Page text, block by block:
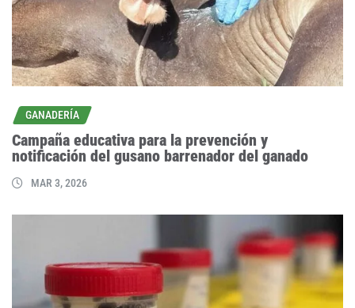
GANADERÍA
Campaña educativa para la prevención y
notificación del gusano barrenador del ganado
MAR 3, 2026